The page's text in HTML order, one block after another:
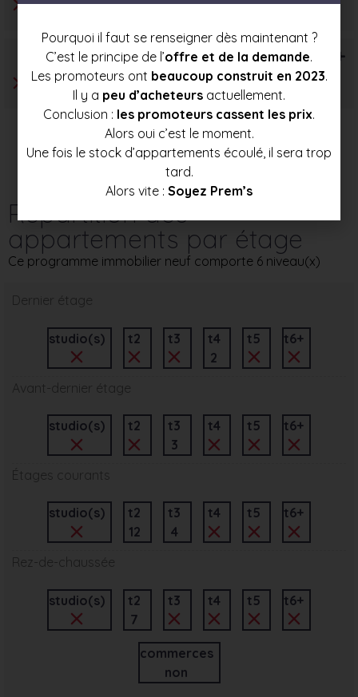
T6+
Répartition des
appartements par étage
Ce programme immobilier neuf comporte 6 niveau(x)
Dernier étage
studio(s) t2 t3
t4
2
t5 t6+
Avant-dernier étage
studio(s) t2
t3
3
t4 t5 t6+
Étages courants
studio(s)
t2
12
t3
4
t4 t5 t6+
Rez-de-chaussée
studio(s)
t2
7
t3 t4 t5 t6+
commerces
non
Pourquoi il faut se renseigner dès maintenant ?
C’est le principe de l’offre et de la demande.
Les promoteurs ont beaucoup construit en 2023.
Il y a peu d’acheteurs actuellement.
Conclusion : les promoteurs cassent les prix.
Alors oui c’est le moment.
Une fois le stock d’appartements écoulé, il sera trop
tard.
Alors vite : Soyez Prem’s